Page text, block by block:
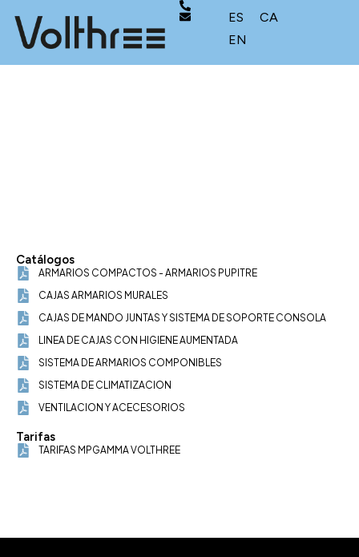
ES
CA
EN
Catálogos
ARMARIOS COMPACTOS - ARMARIOS PUPITRE
CAJAS ARMARIOS MURALES
CAJAS DE MANDO JUNTAS Y SISTEMA DE SOPORTE CONSOLA
LINEA DE CAJAS CON HIGIENE AUMENTADA
SISTEMA DE ARMARIOS COMPONIBLES
SISTEMA DE CLIMATIZACION
VENTILACION Y ACECESORIOS
Tarifas
TARIFAS MPGAMMA VOLTHREE